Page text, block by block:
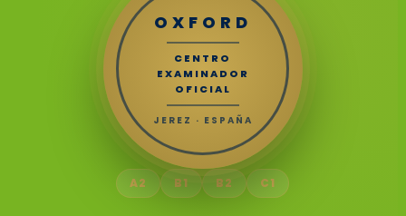
OXFORD
CENTRO
EXAMINADOR
OFICIAL
JEREZ · ESPAÑA
A2 B1 B2 C1